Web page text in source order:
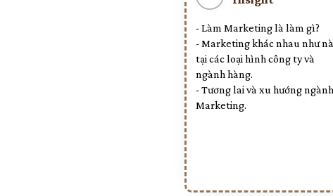
- Làm Marketing là làm gì?
- Marketing khác nhau như
tại các loại hình công ty và
ngành hàng.
- Tương lai và xu hướng ngành
Marketing.